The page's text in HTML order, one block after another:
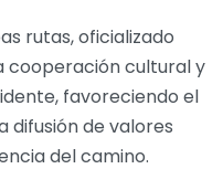
rutas, oficializado
cooperación cultural y
favoreciendo el
difusión de valores
del camino.